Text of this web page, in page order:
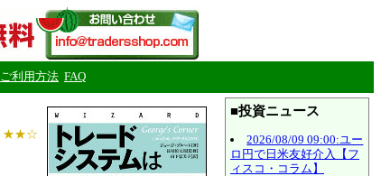
ご利用方法 FAQ
★★☆
■投資ニュース
2026/08/09 09:00:ユー
ロ円で日米友好介入【フ
ィスコ・コラム】